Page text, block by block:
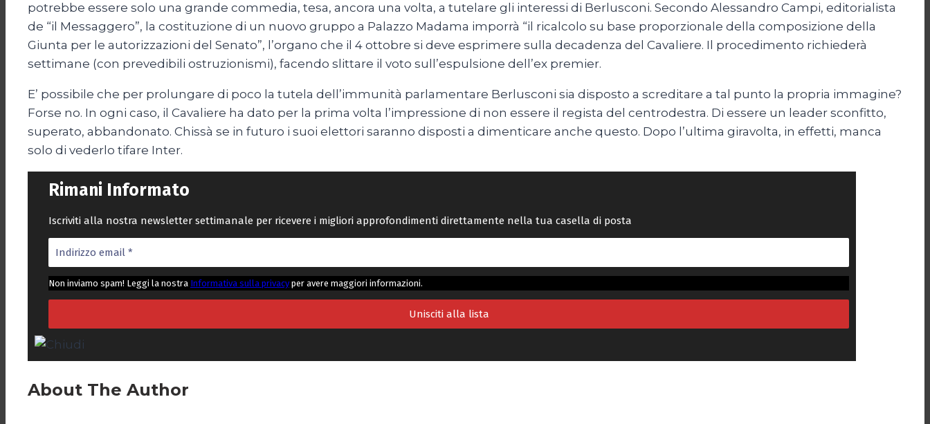
potrebbe essere solo una grande commedia, tesa, ancora una volta, a tutelare gli interessi di Berlusconi. Secondo Alessandro Campi, editorialista
de “il Messaggero”, la costituzione di un nuovo gruppo a Palazzo Madama imporrà “il ricalcolo su base proporzionale della composizione della
Giunta per le autorizzazioni del Senato”, l’organo che il 4 ottobre si deve esprimere sulla decadenza del Cavaliere. Il procedimento richiederà
settimane (con prevedibili ostruzionismi), facendo slittare il voto sull’espulsione dell’ex premier.
E’ possibile che per prolungare di poco la tutela dell’immunità parlamentare Berlusconi sia disposto a screditare a tal punto la propria immagine?
Forse no. In ogni caso, il Cavaliere ha dato per la prima volta l’impressione di non essere il regista del centrodestra. Di essere un leader sconfitto,
superato, abbandonato. Chissà se in futuro i suoi elettori saranno disposti a dimenticare anche questo. Dopo l’ultima giravolta, in effetti, manca
solo di vederlo tifare Inter.
Rimani Informato
Iscriviti alla nostra newsletter settimanale per ricevere i migliori approfondimenti direttamente nella tua casella di posta
Non inviamo spam! Leggi la nostra Informativa sulla privacyper avere maggiori informazioni.
About The Author